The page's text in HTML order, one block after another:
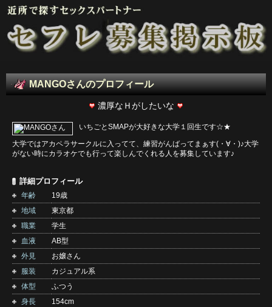
MANGOさんのプロフィール
濃厚なＨがしたいな
いちごとSMAPが大好きな大学１回生です☆★
大学ではアカペラサークルに入ってて、練習がんばってまぁす(・∀・)♪大学
がない時にカラオケでも行って楽しんでくれる人を募集しています♪
詳細プロフィール
年齢
19歳
地域
東京都
職業
学生
血液
AB型
外見
お嬢さん
服装
カジュアル系
体型
ふつう
身長
154cm